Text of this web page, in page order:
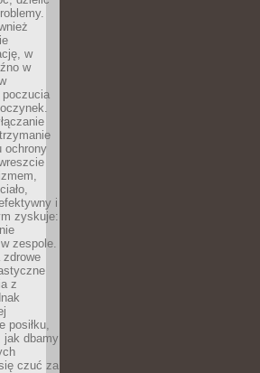
w
w
poczucia
ochrony
i
zyskuje:
zespole.
zdrowe
z
posiłku,
jak dbamy
czuć za